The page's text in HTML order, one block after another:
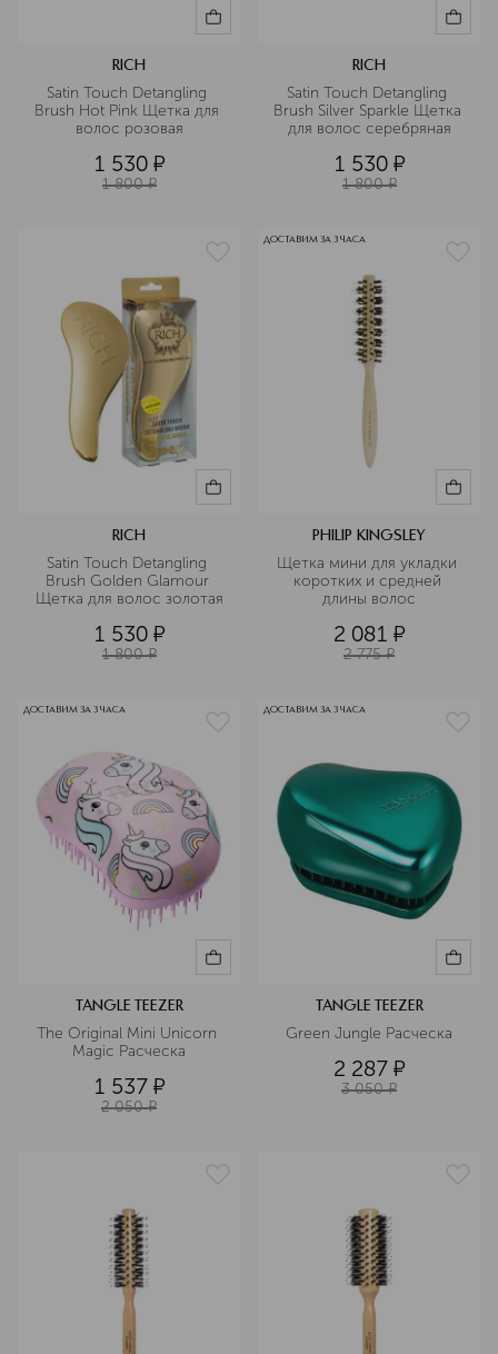
RICH
Satin Touch Detangling
Brush Hot Pink Щетка для
волос розовая
1 530 ¤
1 800 ¤
RICH
Satin Touch Detangling
Brush Silver Sparkle Щетка
для волос серебряная
1 530 ¤
1 800 ¤
RICH
Satin Touch Detangling
Brush Golden Glamour
Щетка для волос золотая
1 530 ¤
1 800 ¤
ДОСТАВИМ ЗА 3 ЧАСА
PHILIP KINGSLEY
Щетка мини для укладки
коротких и средней
длины волос
2 081 ¤
2 775 ¤
ДОСТАВИМ ЗА 3 ЧАСА
TANGLE TEEZER
The Original Mini Unicorn
Magic Расческа
1 537 ¤
2 050 ¤
ДОСТАВИМ ЗА 3 ЧАСА
TANGLE TEEZER
Green Jungle Расческа
2 287 ¤
3 050 ¤